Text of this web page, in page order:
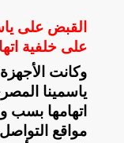
القبض على
على خلفية
وكانت
ياسمينا
اتهامها
مواقع